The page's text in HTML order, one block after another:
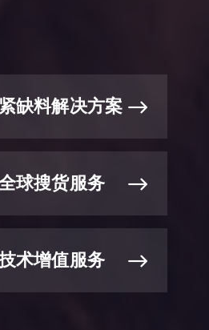
紧缺料解决方案
球搜货服务
术增值服务